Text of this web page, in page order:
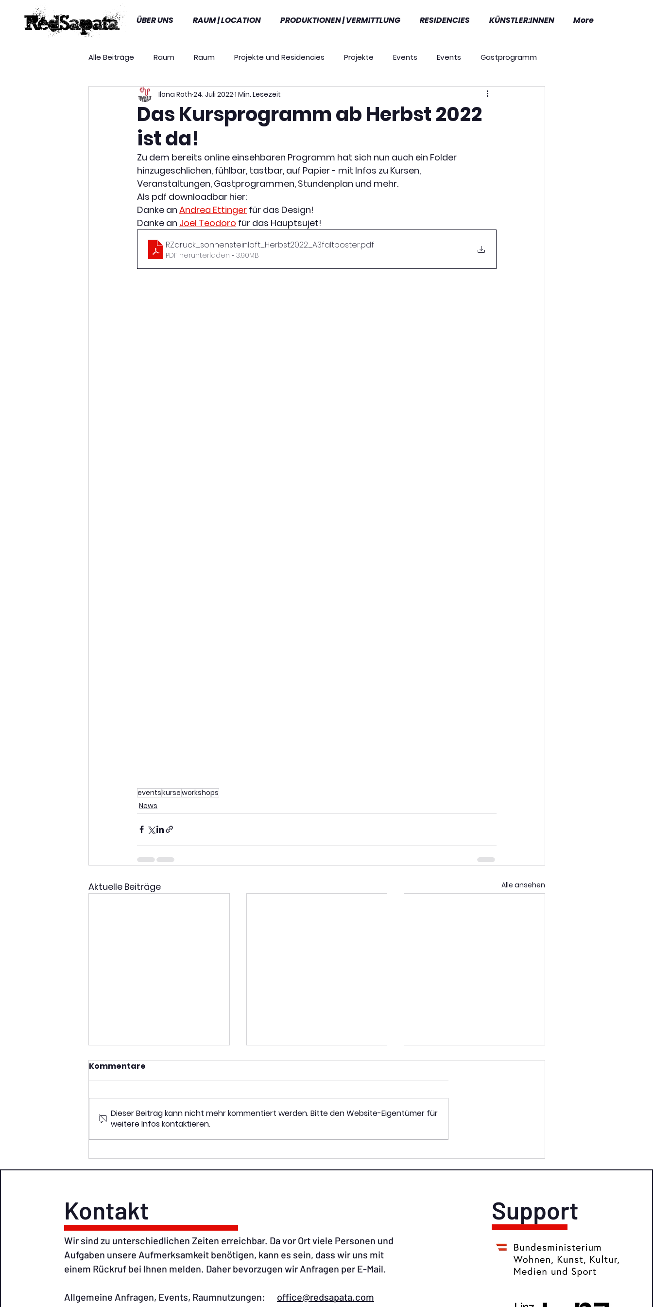
ÜBER UNS RAUM | LOCATION PRODUKTIONEN | VERMITTLUNG RESIDENCIES KÜNSTLER:INNEN More
Alle Beiträge Raum Raum Projekte und Residencies Projekte Events Events Gastprogramm
Gastprogramm Presse Ausschreibungen
Presseaussendungen
Das Kursprogramm ab Herbst 2022
ist da!
Ilona Roth 24. Juli 20221 Min. Lesezeit
Zu dem bereits online einsehbaren Programm hat sich nun auch ein Folder
hinzugeschlichen, fühlbar, tastbar, auf Papier - mit Infos zu Kursen,
Veranstaltungen, Gastprogrammen, Stundenplan und mehr.
Als pdf downloadbar hier:
Danke an Andrea Ettinger für das Design!
Danke an Joel Teodoro für das Hauptsujet!
RZdruck_sonnensteinloft_Herbst2022_A3faltposter.pdf
PDF herunterladen • 3.90MB
eventskurseworkshops
News
Aktuelle Beiträge Alle ansehen
27 Residency Artists im
Sonnenstein Loft -
Rückblick 2023
RedSapata proudly
presents: unsere neue
Geschäftsführerin
Neues Programm und
neue Künstler:innen zu
Gast im Sonnenstein Loft
Kommentare
Dieser Beitrag kann nicht mehr kommentiert werden. Bitte den Website-Eigentümer für
weitere Infos kontaktieren.
Kontakt
Wir sind zu unterschiedlichen Zeiten erreichbar. Da vor Ort viele Personen und
Aufgaben unsere Aufmerksamkeit benötigen, kann es sein, dass wir uns mit
einem Rückruf bei Ihnen melden. Daher bevorzugen wir Anfragen per E-Mail.​
Allgemeine Anfragen, Events, Raumnutzungen:​ office@redsapata.com​
Support